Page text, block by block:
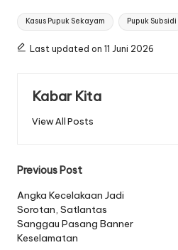
Tags:
Kasus Pupuk Sekayam Pupuk Subsidi
Last updated on 11 Juni 2026
Kabar Kita
View All Posts
Post
navigation
Previous Post
Angka Kecelakaan Jadi
Sorotan, Satlantas
Sanggau Pasang Banner
Keselamatan